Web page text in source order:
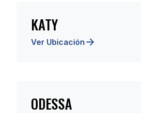
KATY
Ver Ubicación
ODESSA